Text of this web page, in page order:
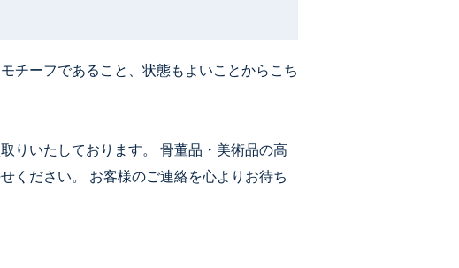
チーフであること、状態もよいことからこち
りいたしております。 骨董品・美術品の高
ください。 お客様のご連絡を心よりお待ち